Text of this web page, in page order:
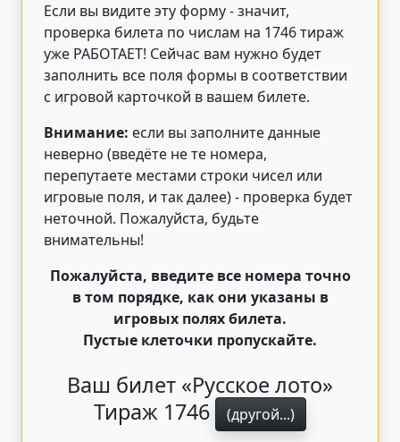
Если вы видите эту форму - значит,
проверка билета по числам на 1746 тираж
уже РАБОТАЕТ! Сейчас вам нужно будет
заполнить все поля формы в соответствии
с игровой карточкой в вашем билете.
Внимание: если вы заполните данные
неверно (введёте не те номера,
перепутаете местами строки чисел или
игровые поля, и так далее) - проверка будет
неточной. Пожалуйста, будьте
внимательны!
Пожалуйста, введите все номера точно
в том порядке, как они указаны в
игровых полях билета.
Пустые клеточки пропускайте.
Ваш билет «Русское лото»
Тираж 1746
(другой...)